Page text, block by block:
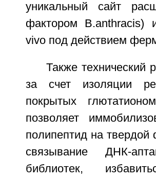
уникальный сайт
фактором B.anthracis)
vivo под действием
Также технический
за счет изоляции
покрытых
позволяет
полипептид на твердой
связывание ДНК-
библиотек,